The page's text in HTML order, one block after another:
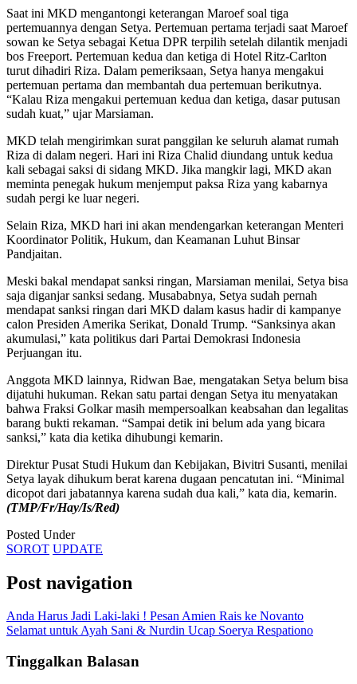
Saat ini MKD mengantongi keterangan Maroef soal tiga
pertemuannya dengan Setya. Pertemuan pertama terjadi saat Maroef
sowan ke Setya sebagai Ketua DPR terpilih setelah dilantik menjadi
bos Freeport. Pertemuan kedua dan ketiga di Hotel Ritz-Carlton
turut dihadiri Riza. Dalam pemeriksaan, Setya hanya mengakui
pertemuan pertama dan membantah dua pertemuan berikutnya.
“Kalau Riza mengakui pertemuan kedua dan ketiga, dasar putusan
sudah kuat,” ujar Marsiaman.
MKD telah mengirimkan surat panggilan ke seluruh alamat rumah
Riza di dalam negeri. Hari ini Riza Chalid diundang untuk kedua
kali sebagai saksi di sidang MKD. Jika mangkir lagi, MKD akan
meminta penegak hukum menjemput paksa Riza yang kabarnya
sudah pergi ke luar negeri.
Selain Riza, MKD hari ini akan mendengarkan keterangan Menteri
Koordinator Politik, Hukum, dan Keamanan Luhut Binsar
Pandjaitan.
Meski bakal mendapat sanksi ringan, Marsiaman menilai, Setya bisa
saja diganjar sanksi sedang. Musababnya, Setya sudah pernah
mendapat sanksi ringan dari MKD dalam kasus hadir di kampanye
calon Presiden Amerika Serikat, Donald Trump. “Sanksinya akan
akumulasi,” kata politikus dari Partai Demokrasi Indonesia
Perjuangan itu.
Anggota MKD lainnya, Ridwan Bae, mengatakan Setya belum bisa
dijatuhi hukuman. Rekan satu partai dengan Setya itu menyatakan
bahwa Fraksi Golkar masih mempersoalkan keabsahan dan legalitas
barang bukti rekaman. “Sampai detik ini belum ada yang bicara
sanksi,” kata dia ketika dihubungi kemarin.
Direktur Pusat Studi Hukum dan Kebijakan, Bivitri Susanti, menilai
Setya layak dihukum berat karena dugaan pencatutan ini. “Minimal
dicopot dari jabatannya karena sudah dua kali,” kata dia, kemarin.
(TMP/Fr/Hay/Is/Red)
Posted Under
SOROT UPDATE
Post navigation
Anda Harus Jadi Laki-laki ! Pesan Amien Rais ke Novanto
Selamat untuk Ayah Sani & Nurdin Ucap Soerya Respationo
Tinggalkan Balasan